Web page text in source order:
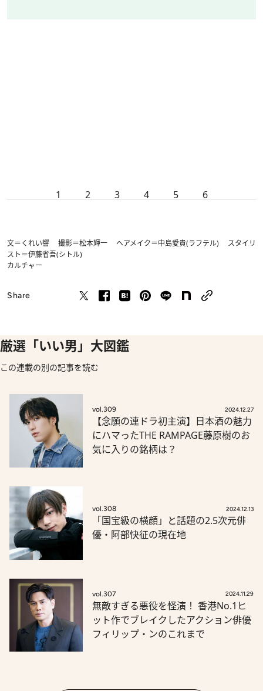
1 2 3 4 5 6
文＝くれい響 撮影＝松本輝一 ヘアメイク＝中島愛貴(ラフテル) スタイリ
スト＝伊藤省吾(シトル)
カルチャー
Share
厳選「いい男」大図鑑
この連載の別の記事を読む
vol.309 2024.12.27
【念願の連ドラ初主演】日本酒の魅力
にハマったTHE RAMPAGE藤原樹のお
気に入りの銘柄は？
vol.308 2024.12.13
「国宝級の横顔」と話題の2.5次元俳
優・阿部快征の現在地
vol.307 2024.11.29
無敵すぎる悪役を怪演！ 香港No.1ヒ
ット作でブレイクしたアクション俳優
フィリップ・ンのこれまで